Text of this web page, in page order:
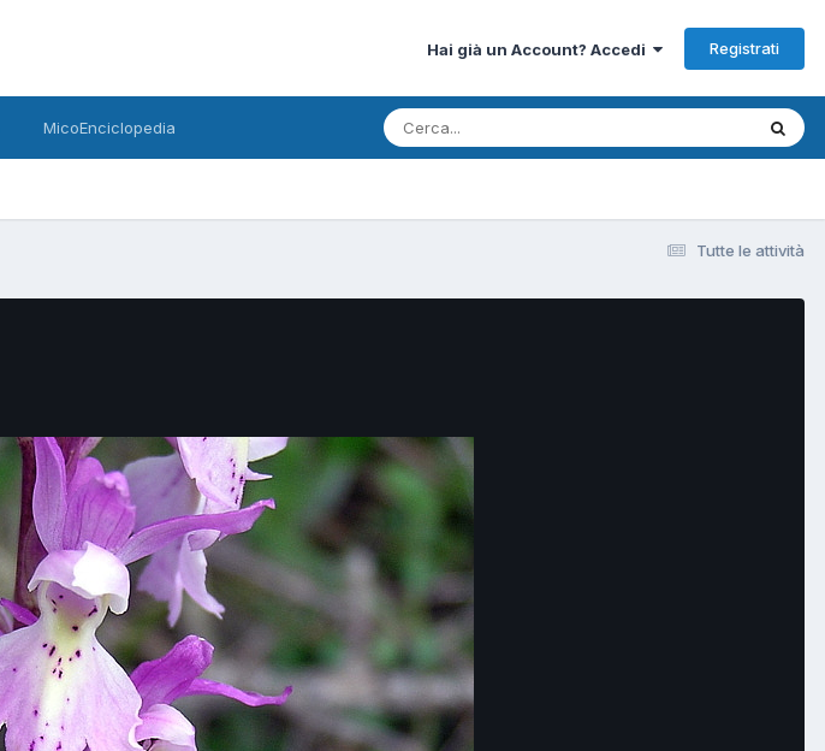
Hai già un Account? Accedi Registrati
MicoEnciclopedia
Tutte le attività